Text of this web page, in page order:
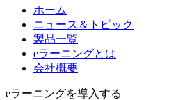
ホーム
ニュース＆トピック
製品一覧
eラーニングとは
会社概要
eラーニングを導入する